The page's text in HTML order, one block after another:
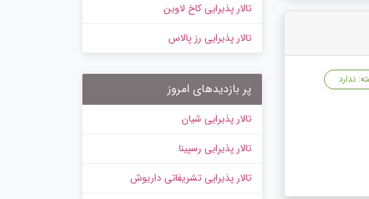
ندارد
تالار پذیرایی کاخ لاوین
تالار پذیرایی رز پالاس
پر بازدیدهای امروز
تالار پذیرایی شیان
تالار پذیرایی رسپینا
تالار پذیرایی تشریفاتی داریوش